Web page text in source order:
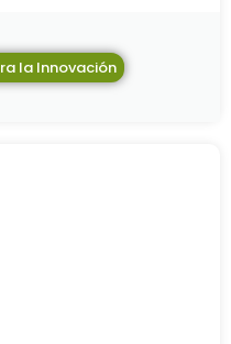
la Innovación